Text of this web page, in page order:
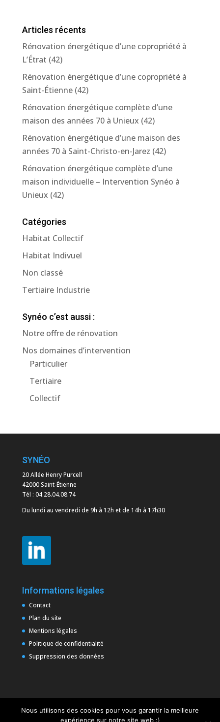
Articles récents
Rénovation énergétique d’une copropriété à
L’Étrat (42)
Rénovation énergétique d’une copropriété à
Saint-Étienne (42)
Rénovation énergétique complète d’une
maison des années 70 à Unieux (42)
Rénovation énergétique d’une maison des
années 70 à Saint-Christo-en-Jarez (42)
Rénovation énergétique complète d’une
maison individuelle – Intervention Synéo à
Unieux (42)
Catégories
Habitat Collectif
Habitat Indivuel
Non classé
Tertiaire Industrie
Synéo c’est aussi :
Notre offre de rénovation
Nos domaines d’intervention
Particulier
Tertiaire
Collectif
SYNÉO
20 Allée Henry Purcell
42000 Saint-Étienne
Tél : 04.28.04.08.74
Du lundi au vendredi de 9h à 12h et de 14h à 17h30
Informations légales
Contact
Plan du site
Mentions légales
Politique de confidentialité
Suppression des données
Nous utilisons des cookies pour vous garantir la meilleure
expérience sur notre site web :)